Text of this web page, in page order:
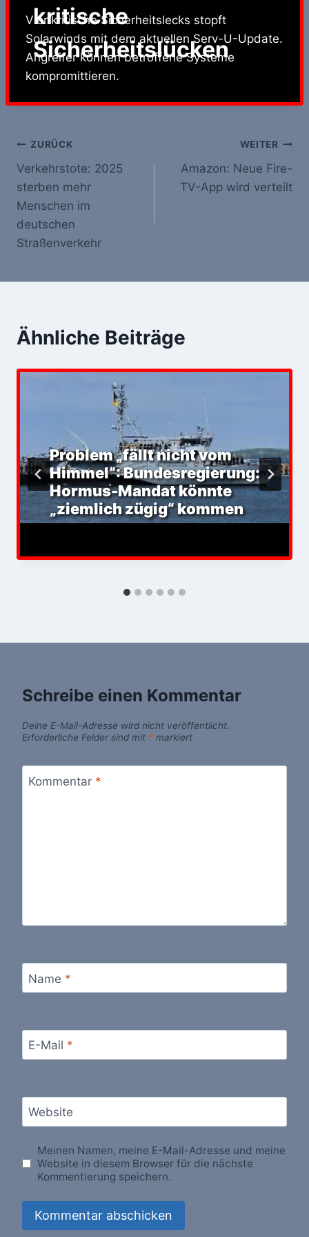
kritische
Sicherheitslücken
Vier kritische Sicherheitslecks stopft
Solarwinds mit dem aktuellen Serv-U-Update.
Angreifer können betroffene Systeme
kompromittieren.
Beitrags-
Navigation
ZURÜCK
Verkehrstote: 2025
sterben mehr
Menschen im
deutschen
Straßenverkehr
WEITER
Amazon: Neue Fire-
TV-App wird verteilt
Ähnliche Beiträge
Problem „fällt nicht vom
Himmel“: Bundesregierung:
Hormus-Mandat könnte
„ziemlich zügig“ kommen
Schreibe einen Kommentar
Deine E-Mail-Adresse wird nicht veröffentlicht.
Erforderliche Felder sind mit * markiert
Kommentar *
Name *
E-Mail *
Website
Meinen Namen, meine E-Mail-Adresse und meine
Website in diesem Browser für die nächste
Kommentierung speichern.